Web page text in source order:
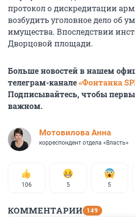
протокол о дискредитации
возбудить уголовное дело об
имущества. Впоследствии
Дворцовой площади.
Больше новостей в нашем
телеграм-канале«Фонтанка
Подписывайтесь, чтобы
важном.
Мотовилова Анна
корреспондент отдела «Власть»
106 5 5
КОММЕНТАРИИ 149